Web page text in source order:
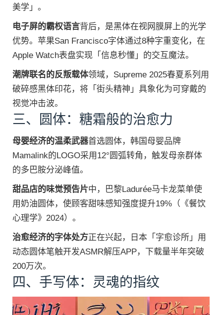
美学」。
电子屏的霸权语言背后，是黑体在视网膜屏上的光学
优势。苹果San Francisco字体通过8种字重变化，在
Apple Watch表盘实现「信息秒懂」的交互魔法。
潮牌联名的反叛载体领域，Supreme 2025春夏系列用
破碎感黑体印花，将「街头精神」具象化为可穿戴的
视觉冲击波。
三、圆体：糖霜般的治愈力
母婴经济的温柔武器首选圆体，韩国母婴品牌
Mamalink的LOGO采用12°圆弧转角，触发母亲群体
的多巴胺分泌峰值。
甜品店的味觉预告片中，巴黎Ladurée马卡龙菜单使
用奶油圆体，使顾客甜味感知强度提升19%（《餐饮
心理学》2024）。
治愈经济的字体处方正在兴起，日本「字愈诊所」用
动态圆体笔触开发ASMR解压APP，下载量半年突破
200万次。
四、手写体：灵魂的指纹